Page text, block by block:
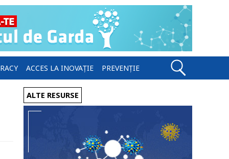
ACCES LA INOVAȚIE PREVENȚIE
ALTE RESURSE